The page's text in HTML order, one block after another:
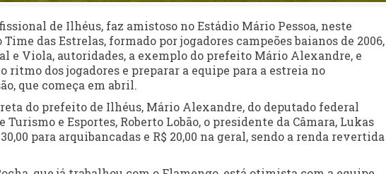
de Ilhéus, faz amistoso no Estádio Mário Pessoa, neste
Time das Estrelas, formado por jogadores campeões baianos de 2006,
e Viola, autoridades, a exemplo do prefeito Mário Alexandre, e
ritmo dos jogadores e preparar a equipe para a estreia no
que começa em abril.
do prefeito de Ilhéus, Mário Alexandre, do deputado federal
e Esportes, Roberto Lobão, o presidente da Câmara, Lukas
para arquibancadas e R$ 20,00 na geral, sendo a renda revertida